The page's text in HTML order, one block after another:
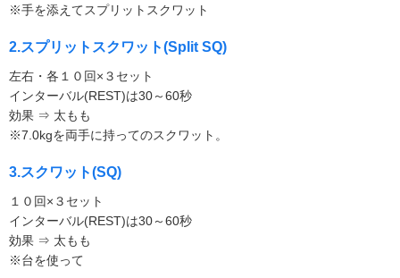
※手を添えてスプリットスクワット
2.スプリットスクワット(Split SQ)
左右・各１０回×３セット
インターバル(REST)は30～60秒
効果 ⇒ 太もも
※7.0kgを両手に持ってのスクワット。
3.スクワット(SQ)
１０回×３セット
インターバル(REST)は30～60秒
効果 ⇒ 太もも
※台を使って